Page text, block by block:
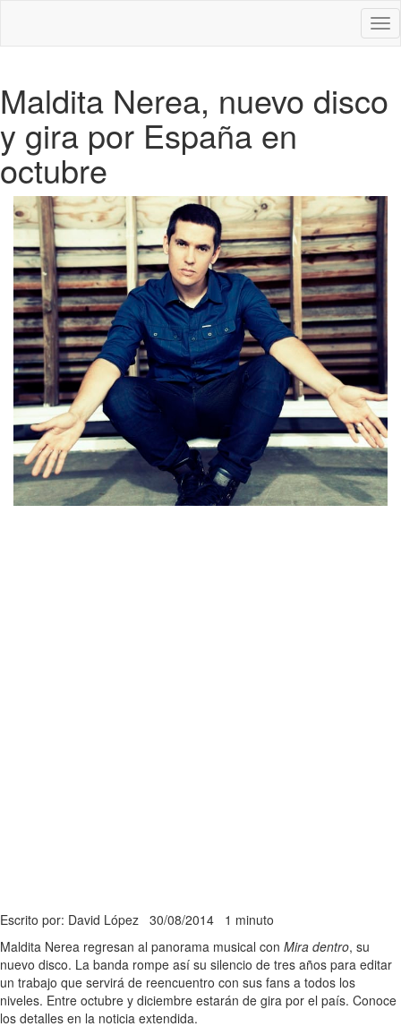
Maldita Nerea, nuevo disco
y gira por España en
octubre
Escrito por: David López 30/08/2014 1 minuto
Maldita Nerea regresan al panorama musical con Mira dentro, su
nuevo disco. La banda rompe así su silencio de tres años para editar
un trabajo que servirá de reencuentro con sus fans a todos los
niveles. Entre octubre y diciembre estarán de gira por el país. Conoce
los detalles en la noticia extendida.